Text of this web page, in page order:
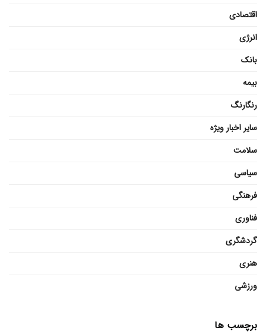
اقتصادی
انرژی
بانک
بیمه
رنگارنگ
سایر اخبار ویژه
سلامت
سیاسی
فرهنگی
فناوری
گردشگری
هنری
ورزشی
برچسب ها